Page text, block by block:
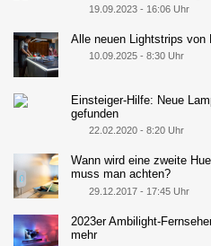
19.09.2023 - 16:06 Uhr
Alle neuen Lightstrips von
10.09.2025 - 8:30 Uhr
Einsteiger-Hilfe: Neue
gefunden
22.02.2020 - 8:20 Uhr
Wann wird eine zweite
muss man achten?
29.12.2017 - 17:45 Uhr
2023er Ambilight-
mehr